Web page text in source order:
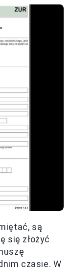
są
się złożyć
czasie. W